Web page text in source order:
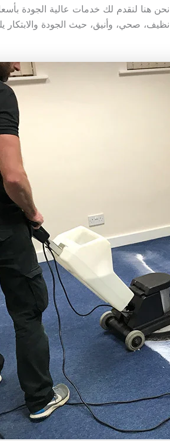
نحن هنا لنقدم لك خدمات عالية الجودة
صحي، وأنيق، حيث الجودة